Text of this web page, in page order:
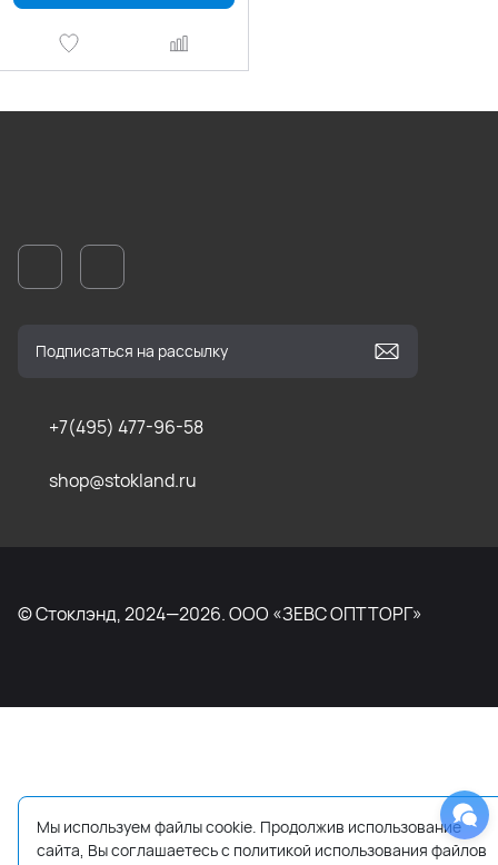
+7(495) 477-96-58
shop@stokland.ru
© Стоклэнд, 2024—2026. ООО «ЗЕВС ОПТТОРГ»
Мы используем файлы cookie. Продолжив использование
сайта, Вы соглашаетесь с политикой использования файлов